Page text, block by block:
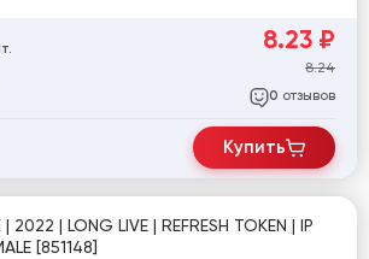
8.23 ₽
8.24
0 отзывов
Купить
2022 | LONG LIVE | REFRESH TOKEN | IP
[851148]